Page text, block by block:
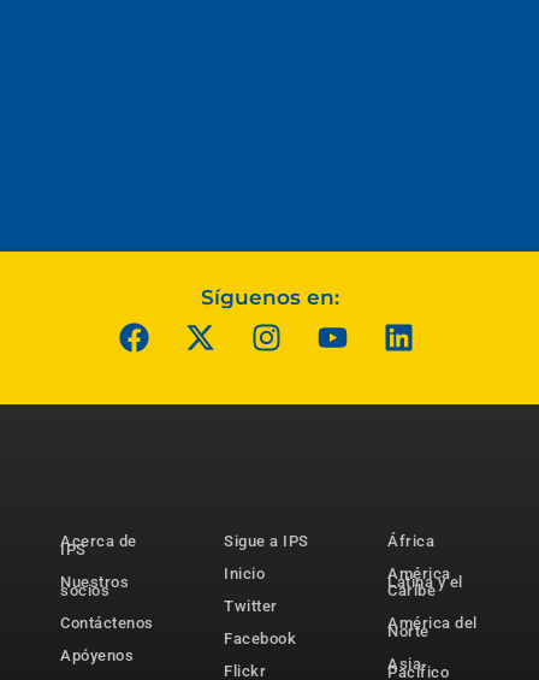
Síguenos en:
Acerca de
IPS
Nuestros
socios
Contáctenos
Apóyenos
Sigue a IPS
Inicio
Twitter
Facebook
Flickr
África
América
Latina y el
Caribe
América del
Norte
Asia-
Pacífico